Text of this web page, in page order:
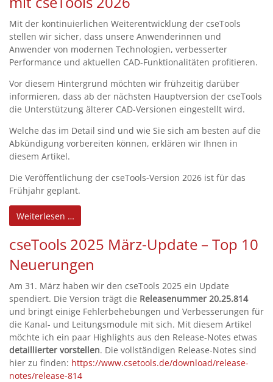
Mit der kontinuierlichen Weiterentwicklung der cseTools
stellen wir sicher, dass unsere Anwenderinnen und
Anwender von modernen Technologien, verbesserter
Performance und aktuellen CAD-Funktionalitäten profitieren.
Vor diesem Hintergrund möchten wir frühzeitig darüber
informieren, dass ab der nächsten Hauptversion der cseTools
die Unterstützung älterer CAD-Versionen eingestellt wird.
Welche das im Detail sind und wie Sie sich am besten auf die
Abkündigung vorbereiten können, erklären wir Ihnen in
diesem Artikel.
Die Veröffentlichung der cseTools-Version 2026 ist für das
Frühjahr geplant.
Weiterlesen …
cseTools 2025 März-Update – Top 10
Neuerungen
Am 31. März haben wir den cseTools 2025 ein Update
spendiert. Die Version trägt die Releasenummer 20.25.814
und bringt einige Fehlerbehebungen und Verbesserungen für
die Kanal- und Leitungsmodule mit sich. Mit diesem Artikel
möchte ich ein paar Highlights aus den Release-Notes etwas
detaillierter vorstellen. Die vollständigen Release-Notes sind
hier zu finden: https://www.csetools.de/download/release-
notes/release-814